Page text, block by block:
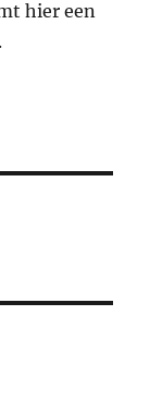
hier een